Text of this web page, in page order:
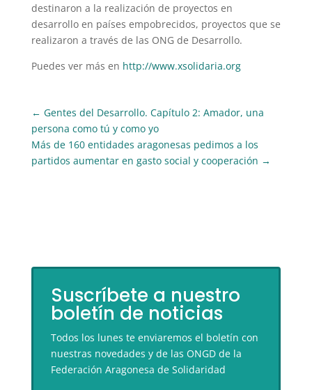
destinaron a la realización de proyectos en
desarrollo en países empobrecidos, proyectos que se
realizaron a través de las ONG de Desarrollo.
Puedes ver más en http://www.xsolidaria.org
← Gentes del Desarrollo. Capítulo 2: Amador, una
persona como tú y como yo
Más de 160 entidades aragonesas pedimos a los
partidos aumentar en gasto social y cooperación →
Suscríbete a nuestro
boletín de noticias
Todos los lunes te enviaremos el boletín con
nuestras novedades y de las ONGD de la
Federación Aragonesa de Solidaridad